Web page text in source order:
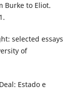
Burke to Eliot.
selected essays
of
Estado e